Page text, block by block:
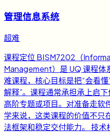
管理信息系统
超难
课程定位 BISM7202（
Management）是 UQ 课程体
难课程，核心目标是把“会看
解释”。课程通常承担承上启
高阶专题或项目。对准备走软
学来说，这类课程的价值不只
法框架和稳定交付能力。 技